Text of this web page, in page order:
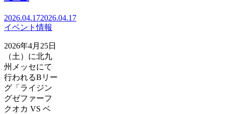
2026.04.172026.04.17
イベント情報
2026年4月25日
（土）に北九
州メッセにて
行われるBリー
グ「ライジン
グゼファーフ
クオカ VS ベ